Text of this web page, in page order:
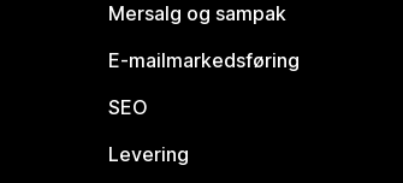
Mersalg og sampak
E-mailmarkedsføring
SEO
Levering